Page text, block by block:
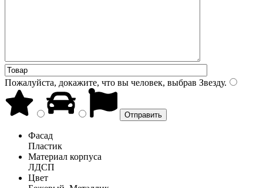
Пожалуйста, докажите, что вы человек, выбрав Звезду.
Фасад
Пластик
Материал корпуса
ЛДСП
Цвет